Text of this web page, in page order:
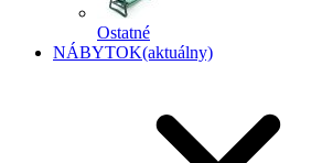
Ostatné
NÁBYTOK(aktuálny)